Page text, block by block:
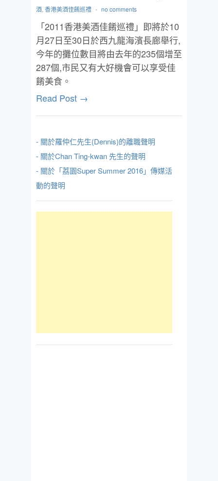
酒, 香港美酒佳餚巡禮 - no comments
「2011香港美酒佳餚巡禮」即將於10
月27日至30日於西九龍海濱長廊舉行,
今年的攤位數目將由去年的235個增至
287個,市民又有大好機會可以享受佳
餚美食。
Read Post →
- 關於羅仲仁先生(Dennis)的離職聲明
- 關於Chan Ting-kwan 先生的聲明
- 關於「荔園Super Summer 2016」傳媒活
動的聲明